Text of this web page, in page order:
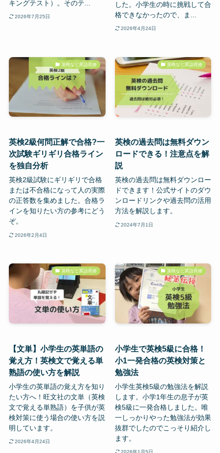
キングテスト）。そのテ...
2026年7月25日
した。小学生の時に挑戦して合
格できなかったので、ま...
2026年4月24日
英検など英語資格
英検2級何問正解で合格?一
次試験ギリギリ合格ライン
を独自分析
英検2級試験にギリギリで合格
または不合格になって人の実際
の正答数を集めました。合格ラ
インを知りたい方の参考にどう
ぞ。
2026年2月4日
英検など英語資格
英検の過去問は無料ダウン
ロードできる！注意点を解
説
英検の過去問は無料ダウンロー
ドできます！公式サイトのダウ
ンロードリンクや過去問の活用
方法を解説します。
2024年7月1日
英検など英語資格
【文単】小学生の英単語の
覚え方！英検文で覚える単
熟語の使い方を解説
小学生の英単語の覚え方を知り
たい方へ！旺文社の文単（英検
文で覚える単熟語）を子供が英
検対策に使う場合の使い方を説
明しています。
2026年4月24日
英検など英語資格
小学生で英検5級に合格！
小1一発合格の英検対策と
勉強法
小学生英検5級の勉強法を解説
します。小学1年生の息子が英
検5級に一発合格しました。唯
一しっかりやった勉強法が効果
抜群でしたのでこっそり紹介し
ます。